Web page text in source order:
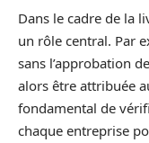
Dans le cadre de la
un rôle central. Par
sans l’approbation
alors être attribuée
fondamental de
chaque entreprise